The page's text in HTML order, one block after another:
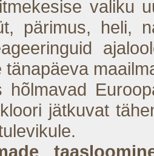
valiku
pärimus, heli,
tänapäeva
hõlmavad
jätkuvat